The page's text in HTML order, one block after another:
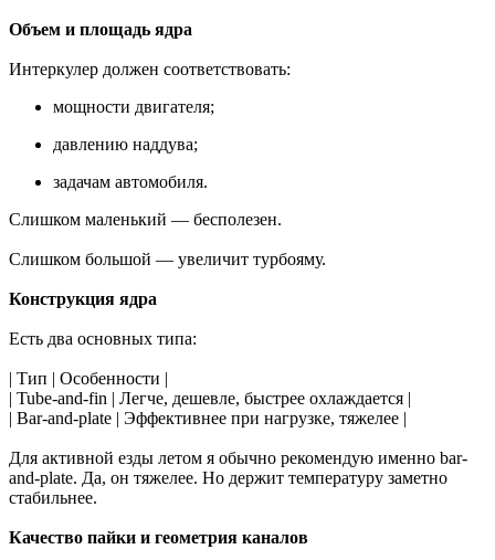
Объем и площадь ядра
Интеркулер должен соответствовать:
мощности двигателя;
давлению наддува;
задачам автомобиля.
Слишком маленький — бесполезен.
Слишком большой — увеличит турбояму.
Конструкция ядра
Есть два основных типа:
| Тип | Особенности |
| Tube-and-fin | Легче, дешевле, быстрее охлаждается |
| Bar-and-plate | Эффективнее при нагрузке, тяжелее |
Для активной езды летом я обычно рекомендую именно bar-
and-plate. Да, он тяжелее. Но держит температуру заметно
стабильнее.
Качество пайки и геометрия каналов